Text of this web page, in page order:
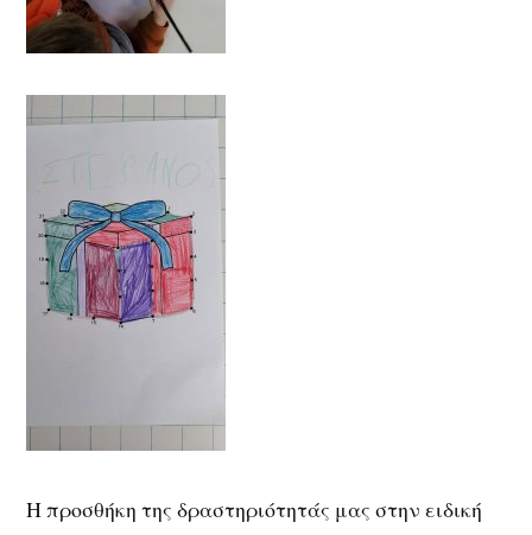
Η προσθήκη της δραστηριότητάς μας στην ειδική